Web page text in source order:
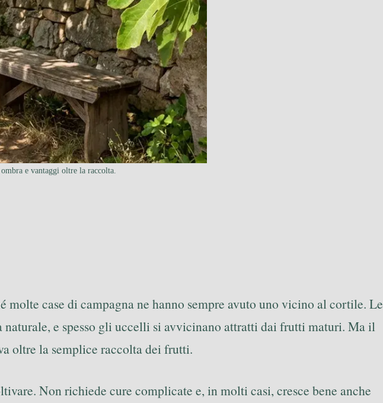
e vantaggi oltre la raccolta.
molte case di campagna ne hanno sempre avuto uno vicino al cortile. Le
e spesso gli uccelli si avvicinano attratti dai frutti maturi. Ma il
oltre la semplice raccolta dei frutti.
Non richiede cure complicate e, in molti casi, cresce bene anche